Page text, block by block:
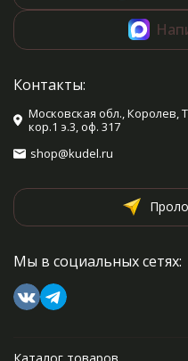
Контакты:
Московская обл., Королев,
кор.1 э.3, оф. 317
shop@kudel.ru
Мы в социальных сетях: